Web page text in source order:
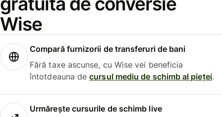
Wise
Compară furnizorii de transferuri de bani
Fără taxe ascunse, cu Wise vei beneficia
întotdeauna decursul mediu de schimb al pieței.
Urmărește cursurile de schimb live